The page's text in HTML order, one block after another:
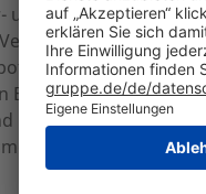
und Zellstoffindustrie
die alle
Risiken
VZP
in